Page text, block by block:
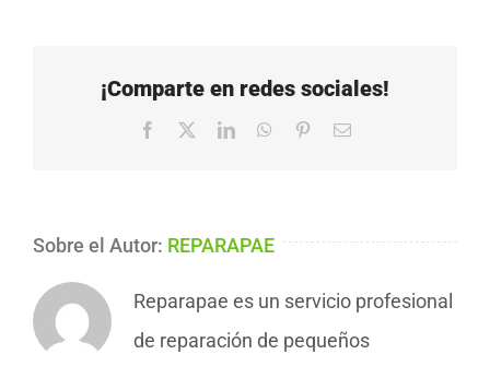
¡Comparte en redes sociales!
Facebook LinkedInWhatsApp
PinterestCorreo
Sobre el Autor: REPARAPAE
Reparapae es un servicio profesional
de reparación de pequeños